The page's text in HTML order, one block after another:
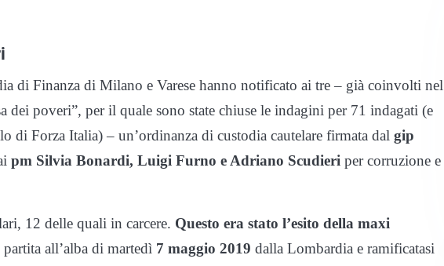
di Finanza di Milano e Varese hanno notificato ai tre – già coinvolti nel
dei poveri”, per il quale sono state chiuse le indagini per 71 indagati (e
di Forza Italia) – un’ordinanza di custodia cautelare firmata dal gip
pm Silvia Bonardi, Luigi Furno e Adriano Scudieri per corruzione e
12 delle quali in carcere. Questo era stato l’esito della maxi
partita all’alba di martedì 7 maggio 2019 dalla Lombardia e ramificatasi